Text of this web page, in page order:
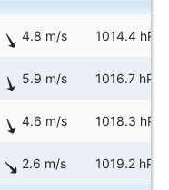
4.8 m/s 1014.4 hPa
5.9 m/s 1016.7 hPa
4.6 m/s 1018.3 hPa
2.6 m/s 1019.2 hPa